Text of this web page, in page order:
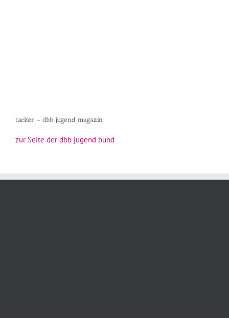
tacker – dbb jugend magazin
zur Seite der dbb jugend bund